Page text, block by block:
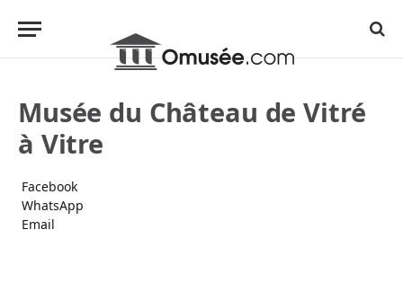
Musée du Château de Vitré
à Vitre
Facebook
WhatsApp
Email